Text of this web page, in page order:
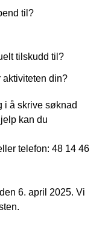
til?
tilskudd til?
aktiviteten din?
i å skrive søknad
kan du
telefon: 48 14 46
6. april 2025. Vi